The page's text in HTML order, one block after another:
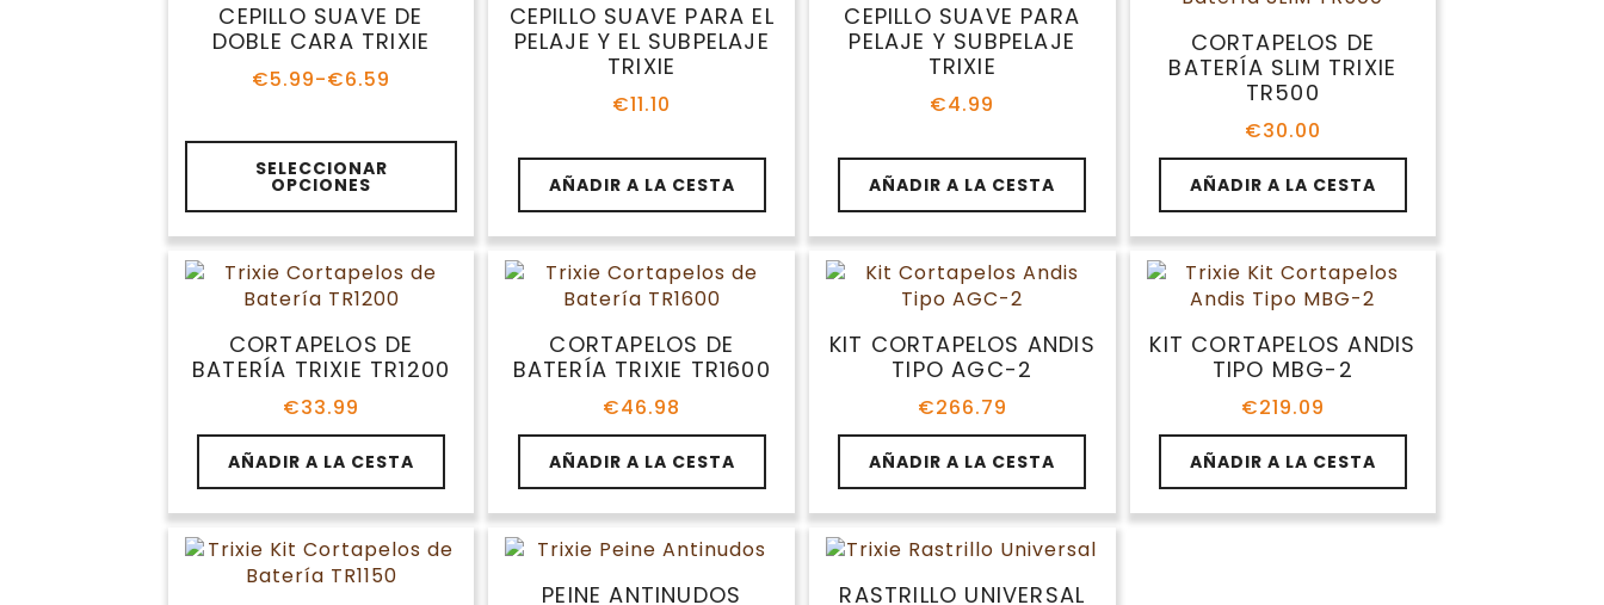
opciones
página
producto
CEPILLO SUAVE DE
DOBLE CARA TRIXIE
€5.99-€6.59
Rango
precios:
desde
€5.99
SELECCIONAR
OPCIONES
Este
producto
tiene
múltiples
variantes.
Las
opciones
pueden
la
página
de
producto
CEPILLO SUAVE PARA EL
PELAJE Y EL SUBPELAJE
TRIXIE
€11.10
AÑADIR A LA CESTA
CEPILLO SUAVE PARA
PELAJE Y SUBPELAJE
TRIXIE
€4.99
AÑADIR A LA CESTA
CORTAPELOS DE
BATERÍA SLIM TRIXIE
TR500
€30.00
AÑADIR A LA CESTA
CORTAPELOS DE
BATERÍA TRIXIE TR1200
€33.99
AÑADIR A LA CESTA
CORTAPELOS DE
BATERÍA TRIXIE TR1600
€46.98
AÑADIR A LA CESTA
KIT CORTAPELOS ANDIS
TIPO AGC-2
€266.79
AÑADIR A LA CESTA
KIT CORTAPELOS ANDIS
TIPO MBG-2
€219.09
AÑADIR A LA CESTA
PEINE ANTINUDOS
RASTRILLO UNIVERSAL